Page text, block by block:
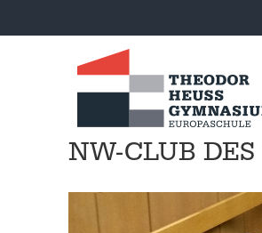
NW-CLUB